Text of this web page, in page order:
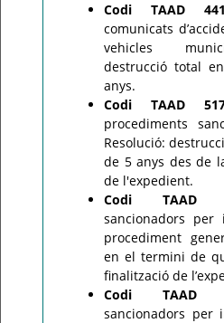
Codi TAAD
comunicats
vehicles
destrucció total
anys.
Codi TAAD
procediments
Resolució:
de 5 anys des de
de l'expedient.
Codi TAAD
sancionadors per
procediment
en el termini de
finalització de
Codi TAAD
sancionadors per